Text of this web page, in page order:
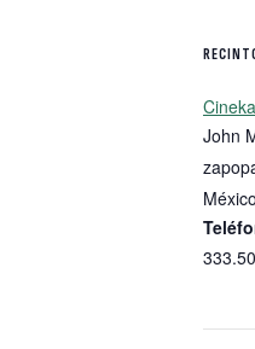
Cineka
John
México